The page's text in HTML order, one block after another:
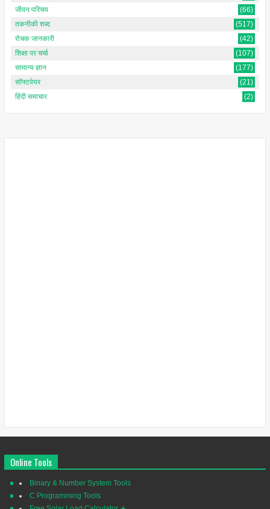
जीवन परिचय
(66)
तकनीकी शब्द
(517)
रोचक जानकारी
(42)
शिक्षा पर चर्चा
(107)
सामान्य ज्ञान
(177)
सॉफ्टवेयर
(21)
हिंदी समाचार
(2)
Online Tools
Binary & Number System Tools
C Programming Tools